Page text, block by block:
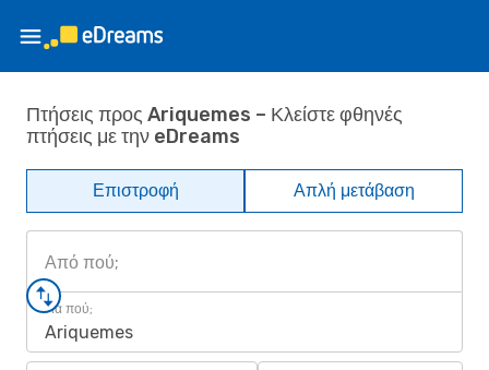
Πτήσεις προς Ariquemes – Κλείστε φθηνές
πτήσεις με την eDreams
Επιστροφή Απλή μετάβαση
Από πού;
Για πού;
Ariquemes